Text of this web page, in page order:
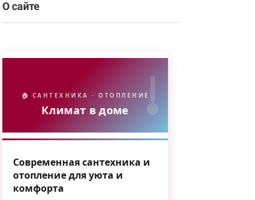
О сайте
🏠 САНТЕХНИКА · ОТОПЛЕНИЕ
Климат в доме
Современная сантехника и
отопление для уюта и
комфорта